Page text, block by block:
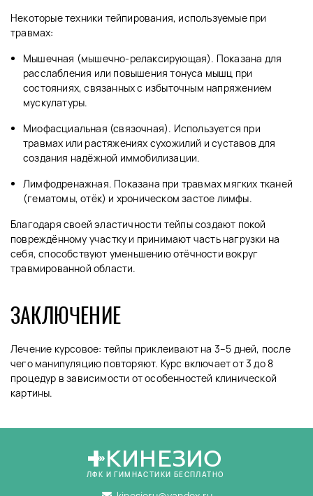
Некоторые техники тейпирования, используемые при
травмах:
Мышечная (мышечно-релаксирующая). Показана для
расслабления или повышения тонуса мышц при
состояниях, связанных с избыточным напряжением
мускулатуры.
Миофасциальная (связочная). Используется при
травмах или растяжениях сухожилий и суставов для
создания надёжной иммобилизации.
Лимфодренажная. Показана при травмах мягких тканей
(гематомы, отёк) и хроническом застое лимфы.
Благодаря своей эластичности тейпы создают покой
повреждённому участку и принимают часть нагрузки на
себя, способствуют уменьшению отёчности вокруг
травмированной области.
ЗАКЛЮЧЕНИЕ
Лечение курсовое: тейпы приклеивают на 3–5 дней, после
чего манипуляцию повторяют. Курс включает от 3 до 8
процедур в зависимости от особенностей клинической
картины.
КИНЕЗИО
ЛФК И ГИМНАСТИКИ БЕСПЛАТНО